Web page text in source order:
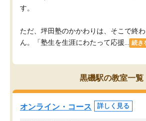
す。
ただ、坪田塾のかかわりは、そこで終
ん。「塾生を生涯にわたって応援...
続き
黒磯駅の教室一覧
オンライン・コース 詳しく見る